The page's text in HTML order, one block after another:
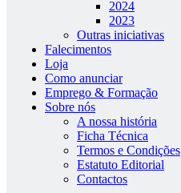
2024
2023
Outras iniciativas
Falecimentos
Loja
Como anunciar
Emprego & Formação
Sobre nós
A nossa história
Ficha Técnica
Termos e Condições
Estatuto Editorial
Contactos